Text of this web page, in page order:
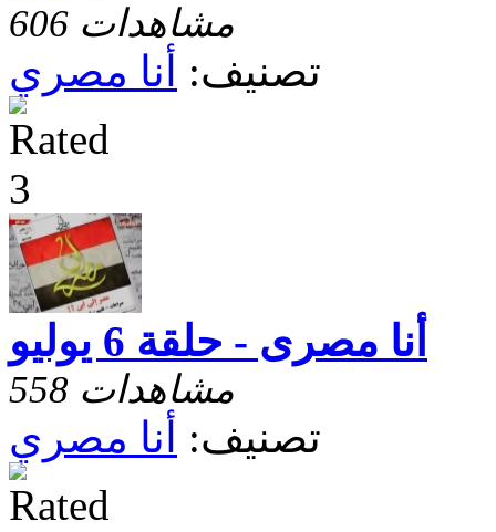
606 مشاهدات
تصنيف: أنا مصري
أنا مصرى - حلقة 6 يوليو
558 مشاهدات
تصنيف: أنا مصري